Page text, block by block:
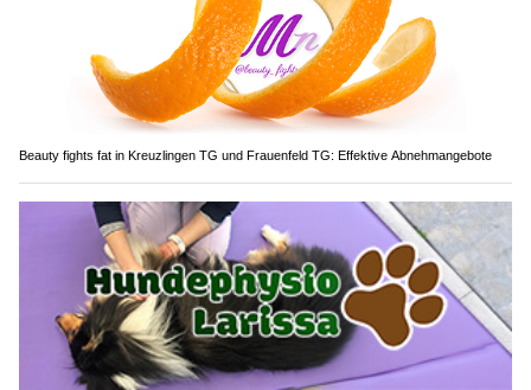
Beauty fights fat in Kreuzlingen TG und Frauenfeld TG: Effektive Abnehmangebote